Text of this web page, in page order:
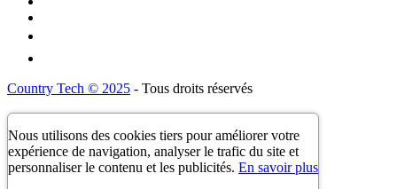
Country Tech © 2025 - Tous droits réservés
Nous utilisons des cookies tiers pour améliorer votre
expérience de navigation, analyser le trafic du site et
personnaliser le contenu et les publicités. En savoir plus